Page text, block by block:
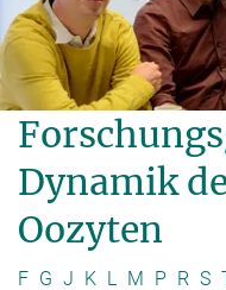
Dynamik
Oozyten
F G J K L M P R S